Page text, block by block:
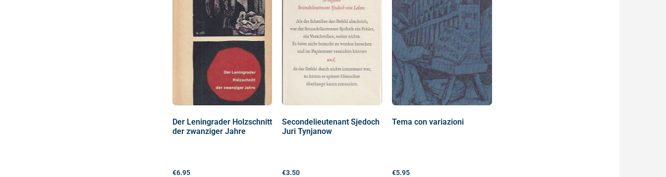
Der Leningrader Holzschnitt
der zwanziger Jahre
€6.95
Secondelieutenant Sjedoch
Juri Tynjanow
€3.50
Tema con variazioni
€5.95